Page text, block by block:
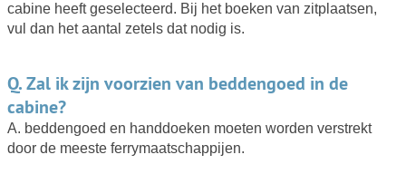
cabine heeft geselecteerd. Bij het boeken van zitplaatsen,
vul dan het aantal zetels dat nodig is.
Q. Zal ik zijn voorzien van beddengoed in de
cabine?
A. beddengoed en handdoeken moeten worden verstrekt
door de meeste ferrymaatschappijen.